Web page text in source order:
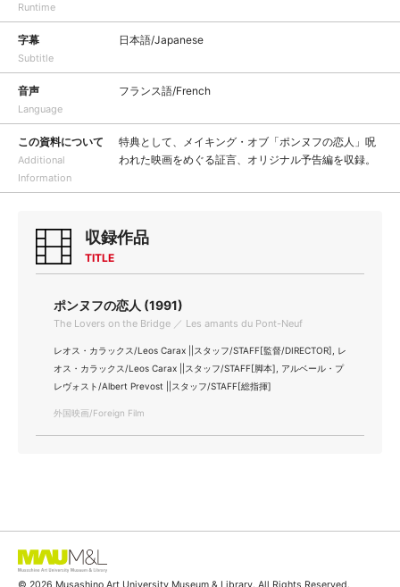
Runtime
字幕
Subtitle
日本語/Japanese
音声
Language
フランス語/French
この資料について
Additional
Information
特典として、メイキング・オブ「ポンヌフの恋人」呪
われた映画をめぐる証言、オリジナル予告編を収録。
収録作品
TITLE
ポンヌフの恋人 (1991)
The Lovers on the Bridge ／ Les amants du Pont-Neuf
レオス・カラックス/Leos Carax ||スタッフ/STAFF[監督/DIRECTOR], レ
オス・カラックス/Leos Carax ||スタッフ/STAFF[脚本], アルベール・プ
レヴォスト/Albert Prevost ||スタッフ/STAFF[総指揮]
外国映画/Foreign Film